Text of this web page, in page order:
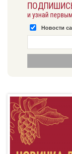
и узнай
Новости